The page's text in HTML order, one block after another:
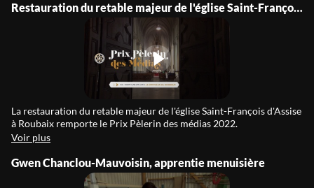
Restauration du retable majeur de l'église Saint-François d'Assise à Roubaix
La restauration du retable majeur de l'église Saint-François d'Assise
à Roubaix remporte le Prix Pèlerin des médias 2022.
Voir plus
Gwen Chanclou-Mauvoisin, apprentie menuisière